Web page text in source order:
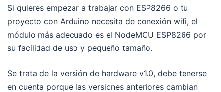
Si quieres empezar a trabajar con ESP8266 o tu
proyecto con Arduino necesita de conexión wifi, el
módulo más adecuado es el NodeMCU ESP8266 por
su facilidad de uso y pequeño tamaño.
Se trata de la versión de hardware v1.0, debe tenerse
en cuenta porque las versiones anteriores cambian